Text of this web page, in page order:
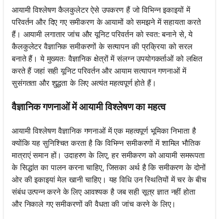
आयामी विश्लेषण कैलकुलेटर ऐसे उपकरण हैं जो विभिन्न इकाइयों में
परिवर्तन और दिए गए समीकरण के आयामों को समझने में सहायता करते
हैं। आयामी लगातार जांच और यूनिट परिवर्तन को स्वत: बनाने से, ये
कैलकुलेटर वैज्ञानिक समीकरणों के सत्यापन की प्रक्रिया को सरल
बनाते हैं। ये मुख्यतः वैज्ञानिक क्षेत्रों में संलग्न उपयोगकर्ताओं को लक्षित
करते हैं जहां सही यूनिट परिवर्तन और आयाम सत्यापन गणनाओं में
सुसंगतता और शुद्धता के लिए अत्यंत महत्वपूर्ण होते हैं।
वैज्ञानिक गणनाओं में आयामी विश्लेषण का महत्व
आयामी विश्लेषण वैज्ञानिक गणनाओं में एक महत्वपूर्ण भूमिका निभाता है
क्योंकि यह सुनिश्चित करता है कि विभिन्न समीकरणों में शामिल भौतिक
मात्राएं समान हों। उदाहरण के लिए, हर समीकरण को आयामी समरूपता
के सिद्धांत का पालन करना चाहिए, जिसका अर्थ है कि समीकरण के दोनों
ओर की इकाइयां मेल खानी चाहिए। यह विधि उन स्थितियों में चर के बीच
संबंध उत्पन्न करने के लिए आवश्यक है जब सही सूत्र ज्ञात नहीं होता
और निकाले गए समीकरणों की वैधता की जांच करने के लिए।